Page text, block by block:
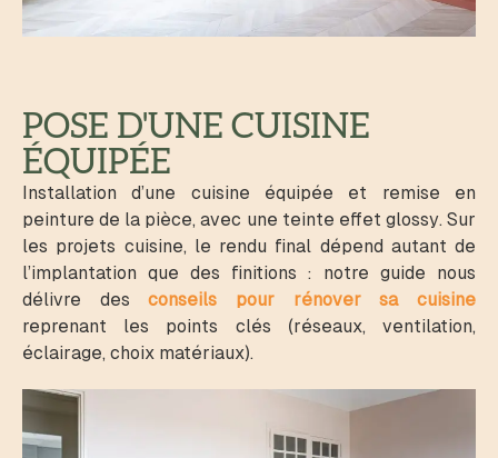
POSE D'UNE CUISINE
ÉQUIPÉE
Installation d’une cuisine équipée et remise en
peinture de la pièce, avec une teinte effet glossy. Sur
les projets cuisine, le rendu final dépend autant de
l’implantation que des finitions : notre guide nous
délivre desconseils pour rénover sa cuisine
reprenant les points clés (réseaux, ventilation,
éclairage, choix matériaux).